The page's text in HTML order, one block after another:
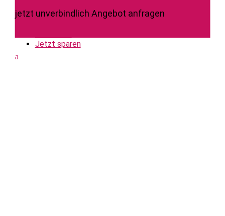
Jetzt sparen
jetzt unverbindlich Angebot anfragen